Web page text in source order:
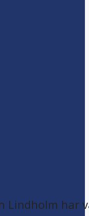
Lindholm har